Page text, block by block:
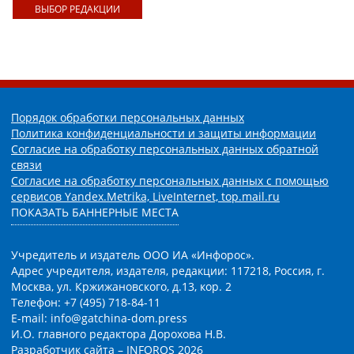
ВЫБОР РЕДАКЦИИ
Порядок обработки персональных данных
Политика конфиденциальности и защиты информации
Согласие на обработку персональных данных обратной
связи
Согласие на обработку персональных данных с помощью
сервисов Yandex.Metrika, LiveInternet, top.mail.ru
ПОКАЗАТЬ БАННЕРНЫЕ МЕСТА
Учредитель и издатель ООО ИА «Инфорос».
Адрес учредителя, издателя, редакции: 117218, Россия, г.
Москва, ул. Кржижановского, д.13, кор. 2
Телефон: +7 (495) 718-84-11
E-mail: info@gatchina-dom.press
И.О. главного редактора Дорохова Н.В.
Разработчик сайта – INFOROS 2026